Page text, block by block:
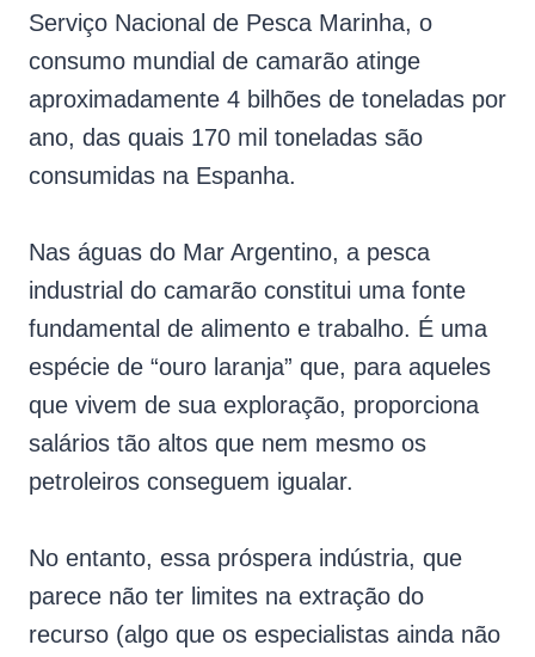
Serviço Nacional de Pesca Marinha, o
consumo mundial de camarão atinge
aproximadamente 4 bilhões de toneladas por
ano, das quais 170 mil toneladas são
consumidas na Espanha.
Nas águas do Mar Argentino, a pesca
industrial do camarão constitui uma fonte
fundamental de alimento e trabalho. É uma
espécie de “ouro laranja” que, para aqueles
que vivem de sua exploração, proporciona
salários tão altos que nem mesmo os
petroleiros conseguem igualar.
No entanto, essa próspera indústria, que
parece não ter limites na extração do
recurso (algo que os especialistas ainda não